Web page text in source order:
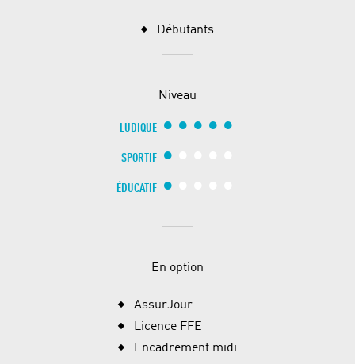
Débutants
Niveau
LUDIQUE
SPORTIF
ÉDUCATIF
En option
AssurJour
Licence FFE
Encadrement midi